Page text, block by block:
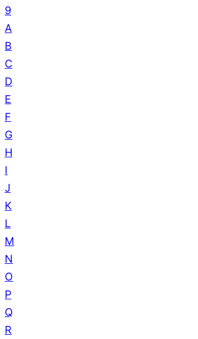
9
A
B
C
D
E
F
G
H
I
J
K
L
M
N
O
P
Q
R